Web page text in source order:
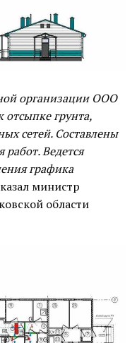
организации ООО
грунта,
сетей. Составлены
Ведется
графика
министр
области